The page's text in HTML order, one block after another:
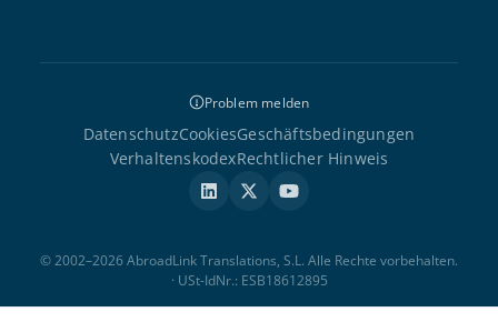
Problem melden
DatenschutzCookiesGeschäftsbedingungen
VerhaltenskodexRechtlicher Hinweis
© 2002–2026 AbroadLink Translations, S.L. Alle Rechte vorbehalten.
· USt-IdNr.: ESB18612895